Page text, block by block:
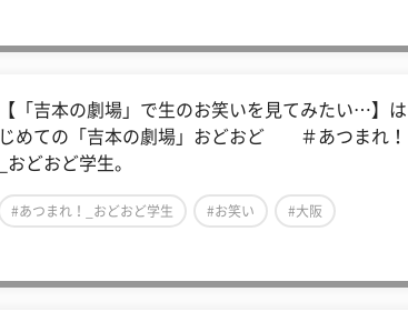
【「吉本の劇場」で生のお笑いを見てみたい…】は
じめての「吉本の劇場」おどおど ＃あつまれ！
_おどおど学生。
#あつまれ！_おどおど学生 #お笑い #大阪